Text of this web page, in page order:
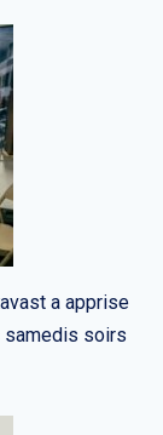
a apprise
samedis soirs